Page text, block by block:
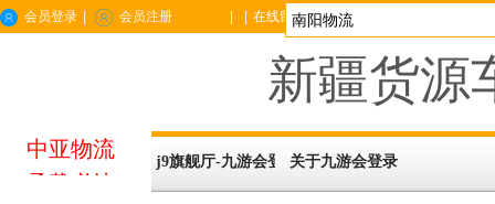
新疆货源
中亚物流
承载必达
j9旗舰厅-九游会登录关于九游会登录
会员登录 会员注册 在线留言 | 企业位置